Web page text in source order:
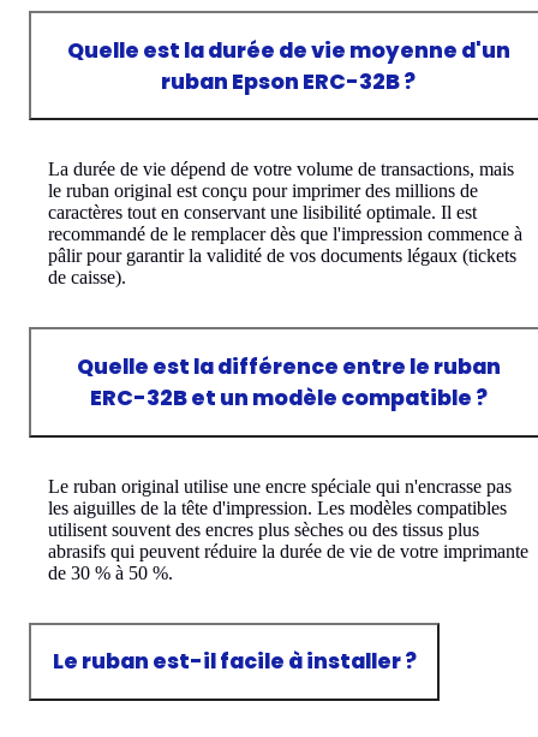
Quelle est la durée de vie moyenne d'un
ruban Epson ERC-32B ?
La durée de vie dépend de votre volume de transactions, mais
le ruban original est conçu pour imprimer des millions de
caractères tout en conservant une lisibilité optimale. Il est
recommandé de le remplacer dès que l'impression commence à
pâlir pour garantir la validité de vos documents légaux (tickets
de caisse).
Quelle est la différence entre le ruban
ERC-32B et un modèle compatible ?
Le ruban original utilise une encre spéciale qui n'encrasse pas
les aiguilles de la tête d'impression. Les modèles compatibles
utilisent souvent des encres plus sèches ou des tissus plus
abrasifs qui peuvent réduire la durée de vie de votre imprimante
de 30 % à 50 %.
Le ruban est-il facile à installer ?